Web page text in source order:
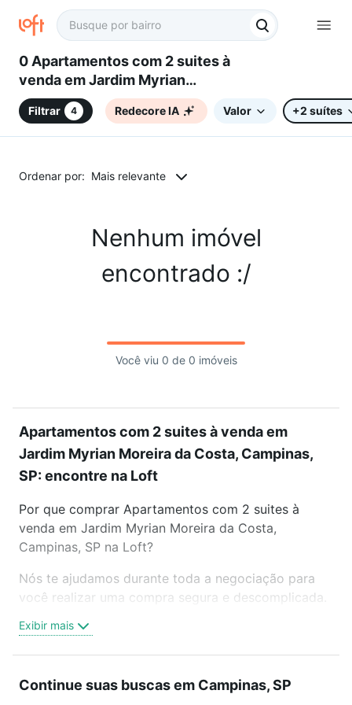
0 Apartamentos com 2 suites à
venda em Jardim Myrian
Moreira da Costa, Campinas, SP
Filtrar 4 Redecore IA Valor +2 suítes
Ordenar por: Mais relevante
Nenhum imóvel
encontrado :/
Você viu 0 de 0 imóveis
Apartamentos com 2 suites à venda em
Jardim Myrian Moreira da Costa, Campinas,
SP: encontre na Loft
Por que comprar Apartamentos com 2 suites à
venda em Jardim Myrian Moreira da Costa,
Campinas, SP na Loft?
Nós te ajudamos durante toda a negociação para
você realizar uma compra segura e descomplicada.
trabalho e do metrô, aqui você vai encontrar a
oferta ideal de Apartamentos com 2 suites à venda
para conquistar seu sonho. Agende uma visita
Exibir mais
Continue suas buscas em Campinas, SP